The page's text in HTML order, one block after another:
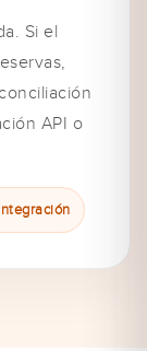
Si el
API o